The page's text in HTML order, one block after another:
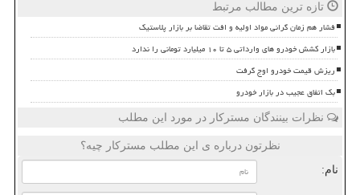
تازه ترین مطالب مرتبط
فشار هم زمان گرانی مواد اولیه و افت تقاضا بر بازار پلاستیک
بازار کشش خودرو های وارداتی ۵ تا ۱۰ میلیارد تومانی را ندارد
ریزش قیمت خودرو اوج گرفت
بک اتفاق عجیب در بازار خودرو
نظرات بینندگان مسترکار در مورد این مطلب
نظرتون درباره ی این مطلب مسترکار چیه؟
نام: